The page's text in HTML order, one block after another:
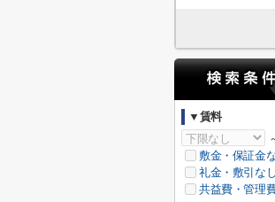
▼賃料
敷金・保証金
礼金・敷引な
共益費・管理